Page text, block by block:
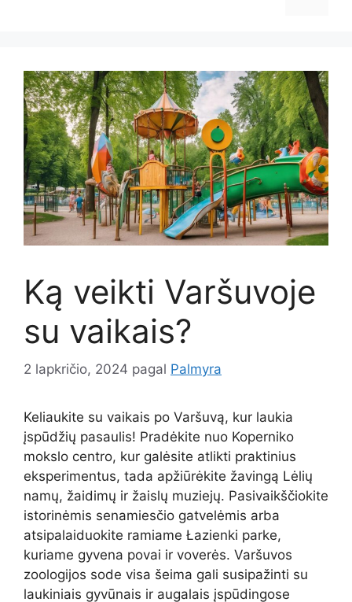
Ką veikti Varšuvoje
su vaikais?
2 lapkričio, 2024 pagal Palmyra
Keliaukite su vaikais po Varšuvą, kur laukia
įspūdžių pasaulis! Pradėkite nuo Koperniko
mokslo centro, kur galėsite atlikti praktinius
eksperimentus, tada apžiūrėkite žavingą Lėlių
namų, žaidimų ir žaislų muziejų. Pasivaikščiokite
istorinėmis senamiesčio gatvelėmis arba
atsipalaiduokite ramiame Łazienki parke,
kuriame gyvena povai ir voverės. Varšuvos
zoologijos sode visa šeima gali susipažinti su
laukiniais gyvūnais ir augalais įspūdingose